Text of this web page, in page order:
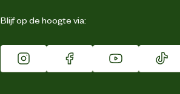
Blijf op de hoogte via: